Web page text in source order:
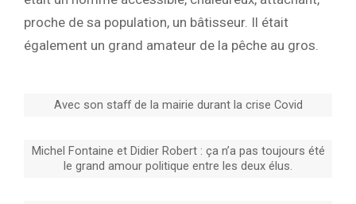
proche de sa population, un bâtisseur. Il était
également un grand amateur de la pêche au gros.
Avec son staff de la mairie durant la crise Covid
Michel Fontaine et Didier Robert : ça n’a pas toujours été
le grand amour politique entre les deux élus.